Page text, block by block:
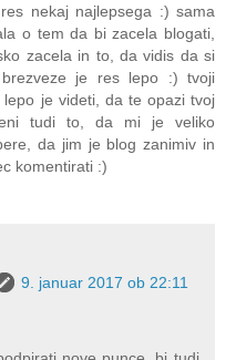
nekaj najlepsega :) sama
o tem da bi zacela blogati,
zacela in to, da vidis da si
je res lepo :) tvoji
je videti, da te opazi tvoj
tudi to, da mi je veliko
da jim je blog zanimiv in
komentirati :)
9. januar 2017 ob 22:11